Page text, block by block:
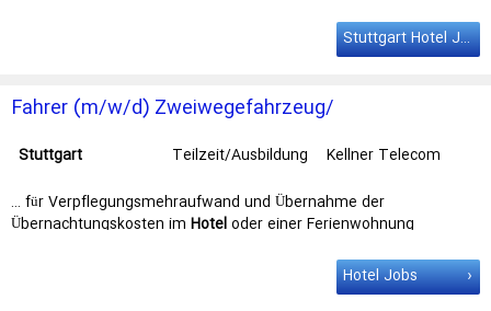
offers the perfect
starting point for both business and leisure travellers. …
Stuttgart Hotel Jobs
Fahrer (m/w/d) Zweiwegefahrzeug/
Stuttgart Teilzeit/Ausbildung
Kellner Telecom
… für Verpflegungsmehraufwand und Übernahme der
Übernachtungskosten im Hoteloder einer Ferienwohnung
(Korntal-Münchingen) Berufserfahrung
Hotel Jobs